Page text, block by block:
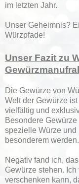
im letzten Jahr.
Unser Geheimnis?
Würzpfade!
Unser Fazit zu
Die Gewürze von
Welt der Gewürze
vielfältig und
Besondere
spezielle Würze und
besonderem werden.
Negativ fand ich,
Gewürze stehen.
verschenken kann,